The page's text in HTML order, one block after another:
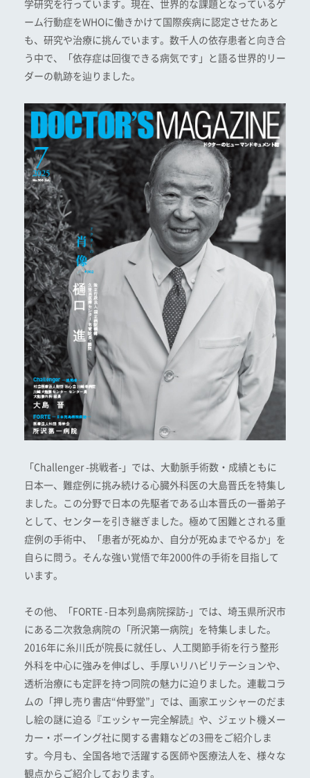
学研究を行っています。現在、世界的な課題となっているゲ
ーム行動症をWHOに働きかけて国際疾病に認定させたあと
も、研究や治療に挑んでいます。数千人の依存患者と向き合
う中で、「依存症は回復できる病気です」と語る世界的リー
ダーの軌跡を辿りました。
「Challenger -挑戦者-」では、大動脈手術数・成績ともに
日本一、難症例に挑み続ける心臓外科医の大島晋氏を特集し
ました。この分野で日本の先駆者である山本晋氏の一番弟子
として、センターを引き継ぎました。極めて困難とされる重
症例の手術中、「患者が死ぬか、自分が死ぬまでやるか」を
自らに問う。そんな強い覚悟で年2000件の手術を目指して
います。
その他、「FORTE -日本列島病院探訪-」では、埼玉県所沢市
にある二次救急病院の「所沢第一病院」を特集しました。
2016年に糸川氏が院長に就任し、人工関節手術を行う整形
外科を中心に強みを伸ばし、手厚いリハビリテーションや、
透析治療にも定評を持つ同院の魅力に迫りました。連載コラ
ムの「押し売り書店“仲野堂”」では、画家エッシャーのだま
し絵の謎に迫る『エッシャー完全解読』や、ジェット機メー
カー・ボーイング社に関する書籍などの3冊をご紹介しま
す。今月も、全国各地で活躍する医師や医療法人を、様々な
観点からご紹介しております。